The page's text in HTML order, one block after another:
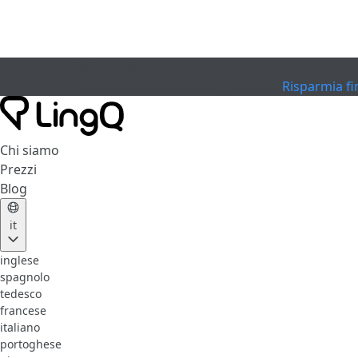
Risparmia
Chi siamo
Prezzi
Blog
it
inglese
spagnolo
tedesco
francese
italiano
portoghese